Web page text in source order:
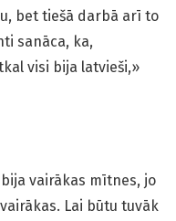
bet tiešā darbā arī to
sanāca, ka,
visi bija latvieši,»
vairākas mītnes, jo
Lai būtu tuvāk